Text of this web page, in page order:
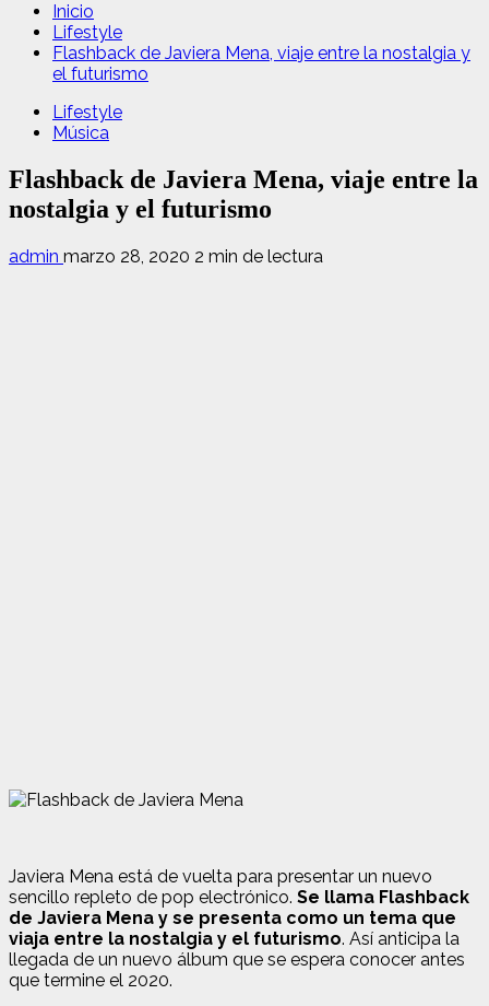
Inicio
Lifestyle
Flashback de Javiera Mena, viaje entre la nostalgia y
el futurismo
Lifestyle
Música
Flashback de Javiera Mena, viaje entre la
nostalgia y el futurismo
admin marzo 28, 2020 2 min de lectura
Javiera Mena está de vuelta para presentar un nuevo
sencillo repleto de pop electrónico. Se llama Flashback
de Javiera Mena y se presenta como un tema que
viaja entre la nostalgia y el futurismo. Así anticipa la
llegada de un nuevo álbum que se espera conocer antes
que termine el 2020.